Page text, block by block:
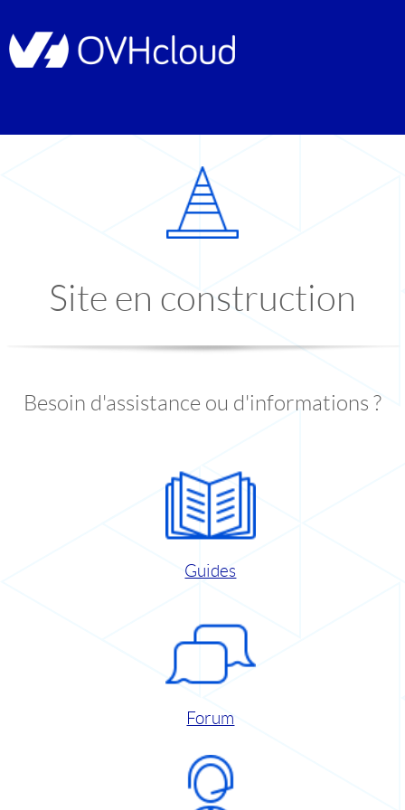
Site en construction
Besoin d'assistance ou d'informations ?
Guides
Forum